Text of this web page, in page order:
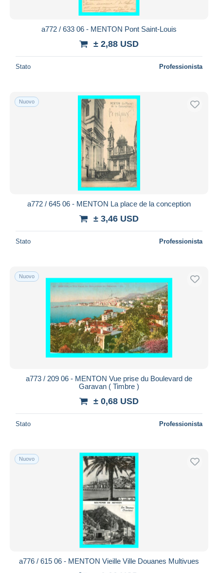
a772 / 633 06 - MENTON Pont Saint-Louis
± 2,88 USD
Stato Professionista
Nuovo
a772 / 645 06 - MENTON La place de la conception
± 3,46 USD
Stato Professionista
Nuovo
a773 / 209 06 - MENTON Vue prise du Boulevard de
Garavan ( Timbre )
± 0,68 USD
Stato Professionista
Nuovo
a776 / 615 06 - MENTON Vieille Ville Douanes Multivues